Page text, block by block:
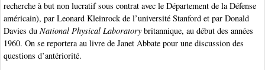
recherche à but non lucratif sous contrat avec le Département de la Défense
américain), par Leonard Kleinrock de l’université Stanford et par Donald
Davies du National Physical Laboratory britannique, au début des années
1960. On se reportera au livre de Janet Abbate pour une discussion des
questions d’antériorité.